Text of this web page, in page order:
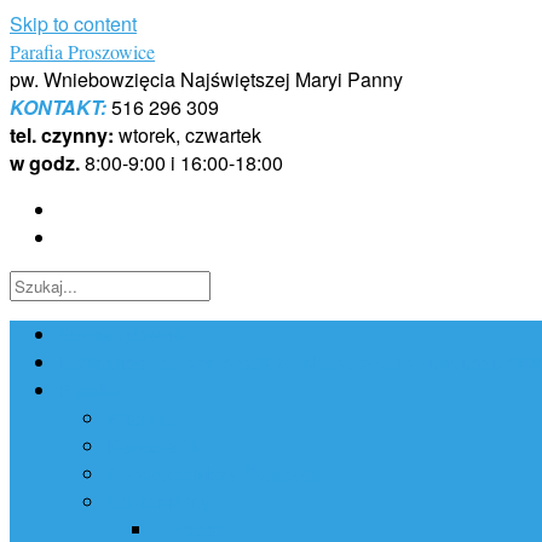
Skip to content
Parafia Proszowice
pw. Wniebowzięcia Najświętszej Maryi Panny
KONTAKT:516 296 309
tel. czynny: wtorek, czwartek
w godz.8:00-9:00 i 16:00-18:00